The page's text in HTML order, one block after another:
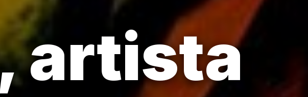
artista